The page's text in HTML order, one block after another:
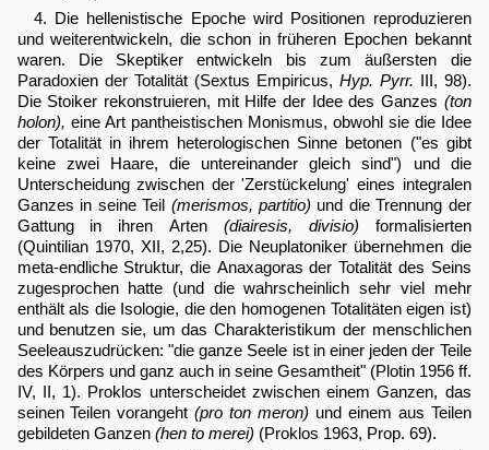
4. Die hellenistische Epoche wird Positionen reproduzieren
und weiterentwickeln, die schon in früheren Epochen bekannt
waren. Die Skeptiker entwickeln bis zum äußersten die
Paradoxien der Totalität (Sextus Empiricus, Hyp. Pyrr. III, 98).
Die Stoiker rekonstruieren, mit Hilfe der Idee des Ganzes (ton
holon), eine Art pantheistischen Monismus, obwohl sie die Idee
der Totalität in ihrem heterologischen Sinne betonen ("es gibt
keine zwei Haare, die untereinander gleich sind") und die
Unterscheidung zwischen der 'Zerstückelung' eines integralen
Ganzes in seine Teil (merismos, partitio) und die Trennung der
Gattung in ihren Arten (diairesis, divisio) formalisierten
(Quintilian 1970, XII, 2,25). Die Neuplatoniker übernehmen die
meta-endliche Struktur, die Anaxagoras der Totalität des Seins
zugesprochen hatte (und die wahrscheinlich sehr viel mehr
enthält als die Isologie, die den homogenen Totalitäten eigen ist)
und benutzen sie, um das Charakteristikum der menschlichen
Seeleauszudrücken: "die ganze Seele ist in einer jeden der Teile
des Körpers und ganz auch in seine Gesamtheit" (Plotin 1956 ff.
IV, II, 1). Proklos unterscheidet zwischen einem Ganzen, das
seinen Teilen vorangeht (pro ton meron) und einem aus Teilen
gebildeten Ganzen (hen to merei) (Proklos 1963, Prop. 69).